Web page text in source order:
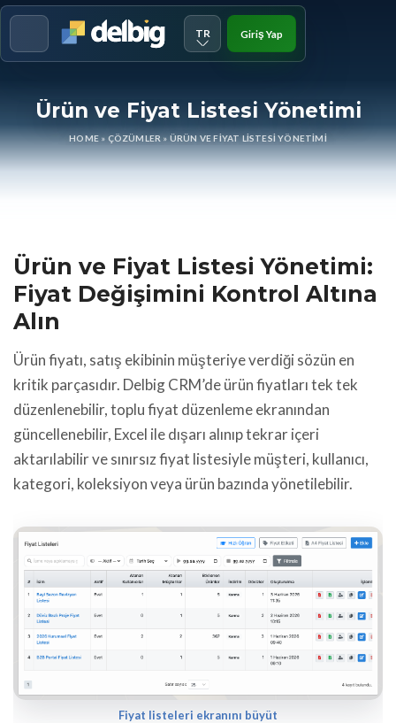
TR Giriş Yap
Ürün ve Fiyat Listesi Yönetimi
HOME» ÇÖZÜMLER » ÜRÜN VE FIYAT LISTESI YÖNETIMI
Ürün ve Fiyat Listesi Yönetimi:
Fiyat Değişimini Kontrol Altına
Alın
Ürün fiyatı, satış ekibinin müşteriye verdiği sözün en
kritik parçasıdır. Delbig CRM’de ürün fiyatları tek tek
düzenlenebilir, toplu fiyat düzenleme ekranından
güncellenebilir, Excel ile dışarı alınıp tekrar içeri
aktarılabilir ve sınırsız fiyat listesiyle müşteri, kullanıcı,
kategori, koleksiyon veya ürün bazında yönetilebilir.
Fiyat listeleri ekranını büyüt